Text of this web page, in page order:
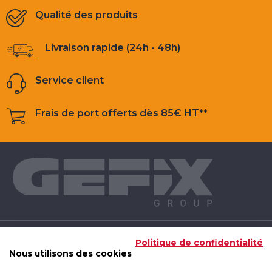
Qualité des produits
Livraison rapide (24h - 48h)
Service client
Frais de port offerts dès 85€ HT**
Politique de confidentialité
Nous utilisons des cookies